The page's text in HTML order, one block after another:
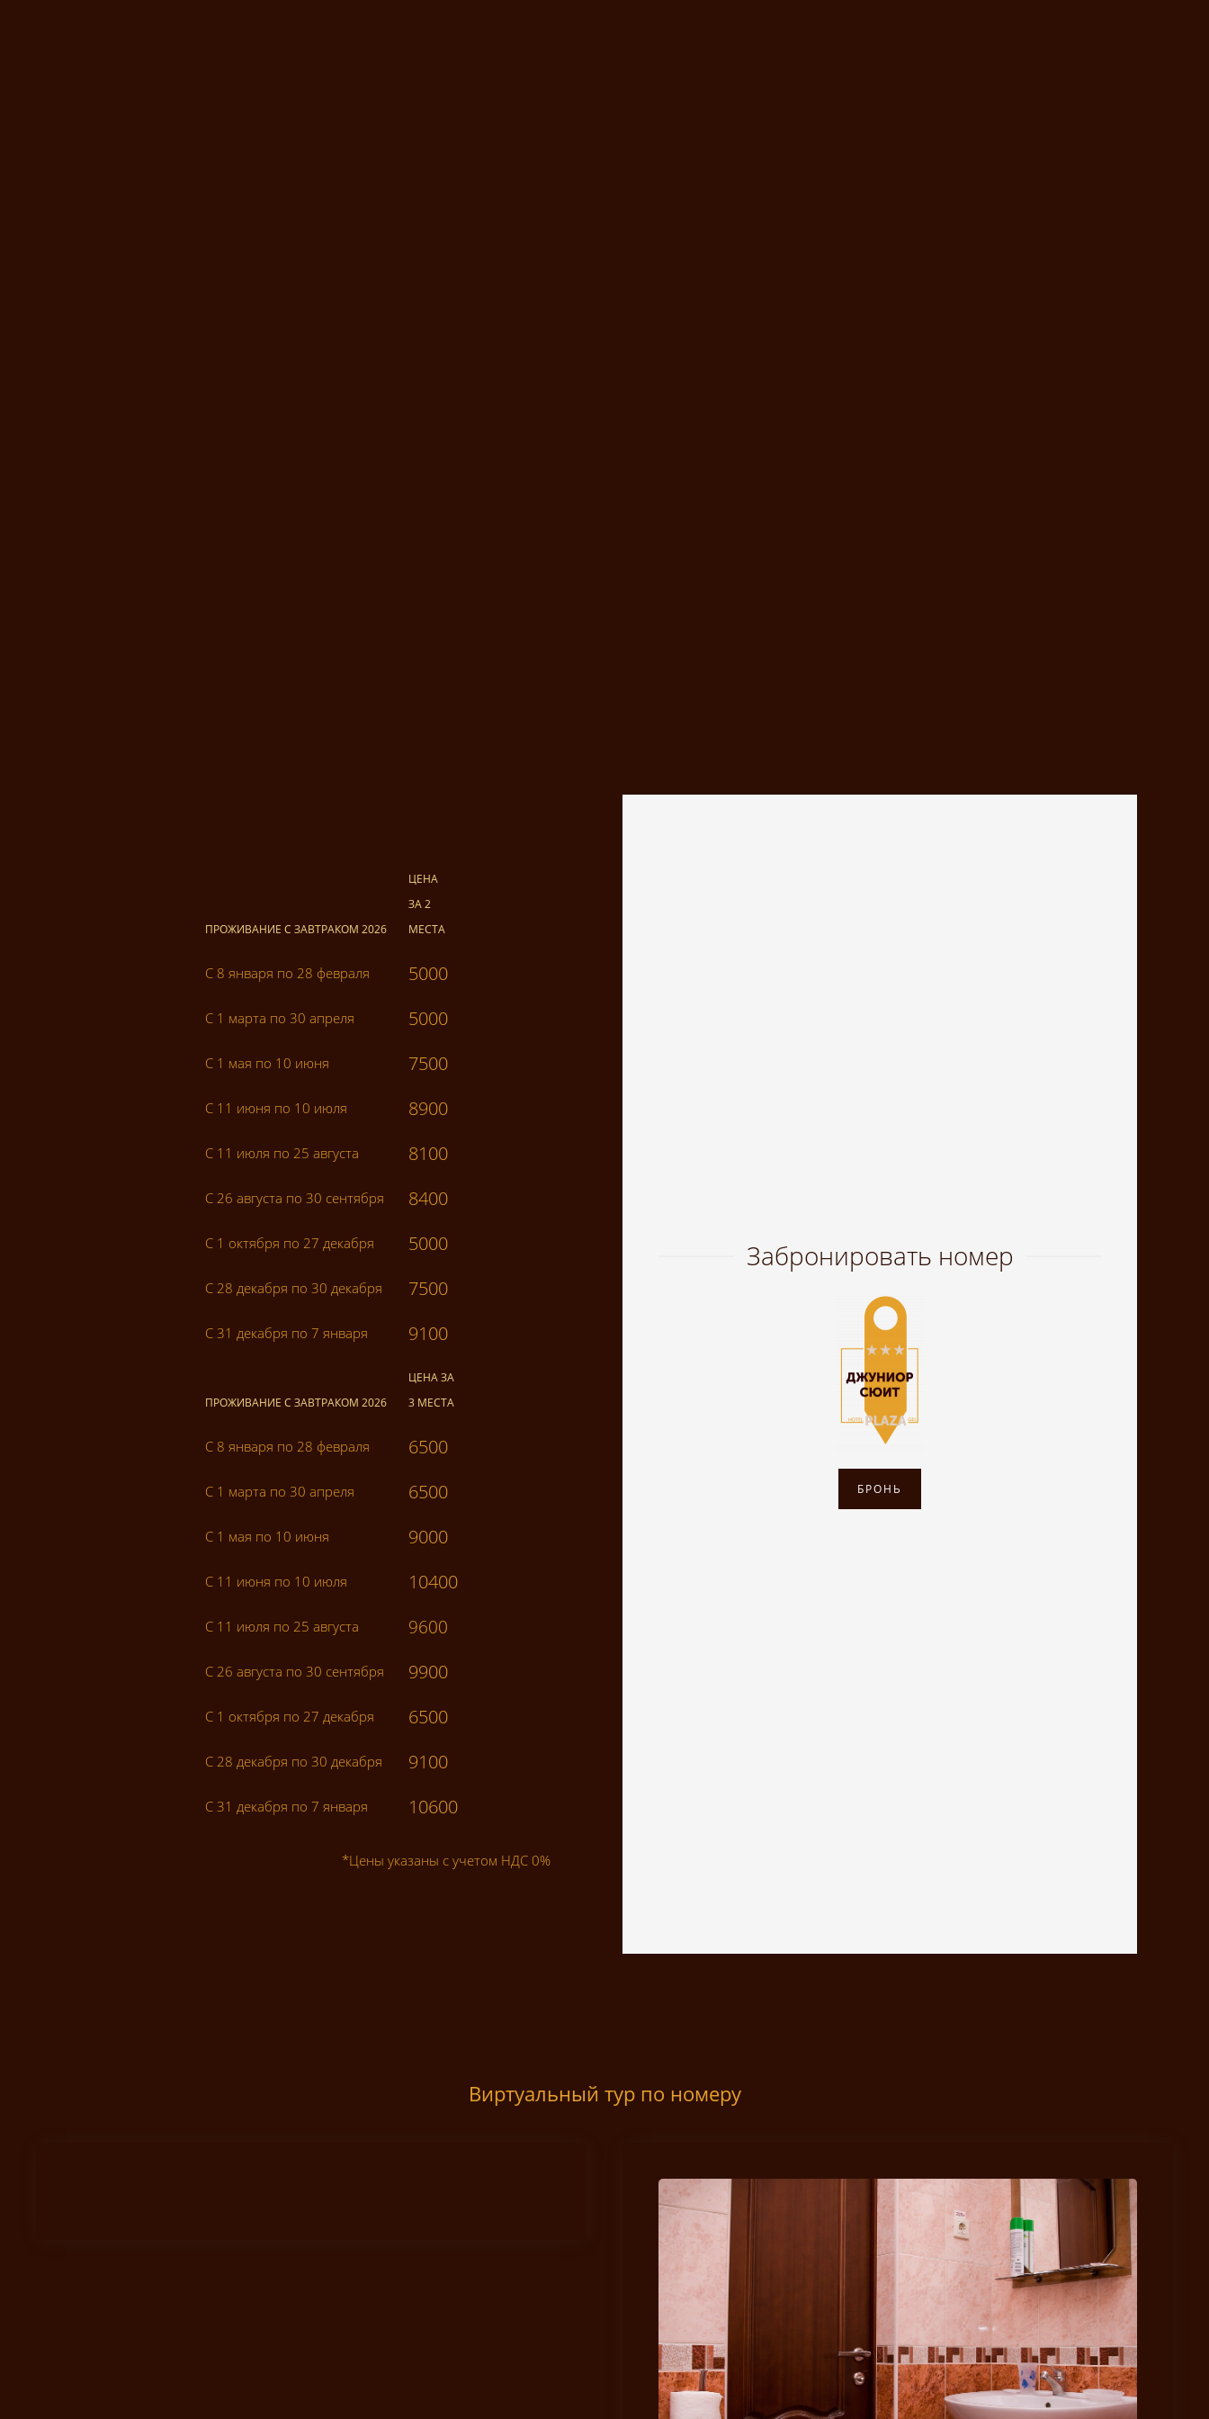
ПРОЖИВАНИЕ С ЗАВТРАКОМ 2026
ЦЕНА
ЗА 2
МЕСТА
С 8 января по 28 февраля 5000
С 1 марта по 30 апреля 5000
С 1 мая по 10 июня 7500
С 11 июня по 10 июля 8900
С 11 июля по 25 августа 8100
С 26 августа по 30 сентября 8400
С 1 октября по 27 декабря 5000
С 28 декабря по 30 декабря 7500
С 31 декабря по 7 января 9100
ПРОЖИВАНИЕ С ЗАВТРАКОМ 2026
ЦЕНА ЗА
3 МЕСТА
С 8 января по 28 февраля 6500
С 1 марта по 30 апреля 6500
С 1 мая по 10 июня 9000
С 11 июня по 10 июля 10400
С 11 июля по 25 августа 9600
С 26 августа по 30 сентября 9900
С 1 октября по 27 декабря 6500
С 28 декабря по 30 декабря 9100
С 31 декабря по 7 января 10600
*Цены указаны с учетом НДС 0%
Забронировать номер
БРОНЬ
Виртуальный тур по номеру